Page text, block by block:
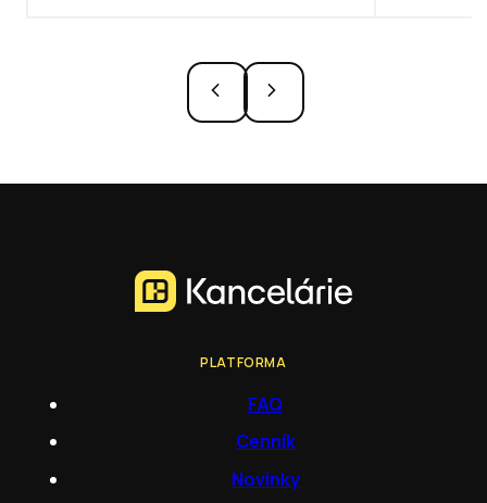
PLATFORMA
FAQ
Cenník
Novinky